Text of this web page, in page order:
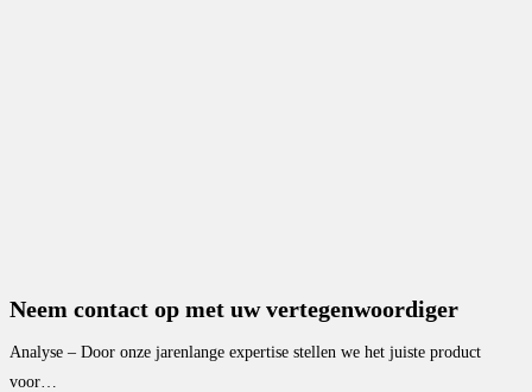
Neem contact op met uw vertegenwoordiger
Analyse – Door onze jarenlange expertise stellen we het juiste product
voor…